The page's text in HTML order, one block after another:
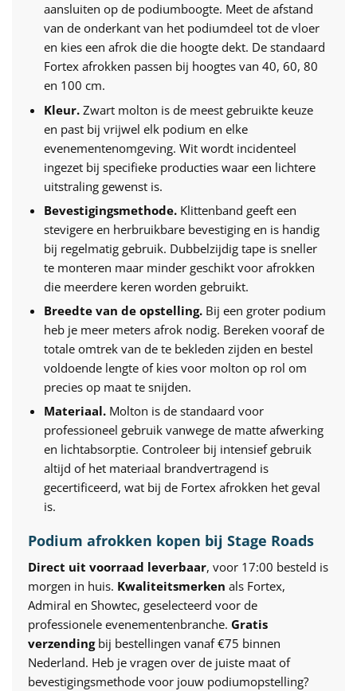
aansluiten op de podiumboogte. Meet de afstand
van de onderkant van het podiumdeel tot de vloer
en kies een afrok die die hoogte dekt. De standaard
Fortex afrokken passen bij hoogtes van 40, 60, 80
en 100 cm.
Kleur.Zwart molton is de meest gebruikte keuze
en past bij vrijwel elk podium en elke
evenementenomgeving. Wit wordt incidenteel
ingezet bij specifieke producties waar een lichtere
uitstraling gewenst is.
Bevestigingsmethode.Klittenband geeft een
stevigere en herbruikbare bevestiging en is handig
bij regelmatig gebruik. Dubbelzijdig tape is sneller
te monteren maar minder geschikt voor afrokken
die meerdere keren worden gebruikt.
Breedte van de opstelling.Bij een groter podium
heb je meer meters afrok nodig. Bereken vooraf de
totale omtrek van de te bekleden zijden en bestel
voldoende lengte of kies voor molton op rol om
precies op maat te snijden.
Materiaal.Molton is de standaard voor
professioneel gebruik vanwege de matte afwerking
en lichtabsorptie. Controleer bij intensief gebruik
altijd of het materiaal brandvertragend is
gecertificeerd, wat bij de Fortex afrokken het geval
is.
Podium afrokken kopen bij Stage Roads
Direct uit voorraad leverbaar, voor 17:00 besteld is
morgen in huis. Kwaliteitsmerken als Fortex,
Admiral en Showtec, geselecteerd voor de
professionele evenementenbranche. Gratis
verzendingbij bestellingen vanaf €75 binnen
Nederland. Heb je vragen over de juiste maat of
bevestigingsmethode voor jouw podiumopstelling?